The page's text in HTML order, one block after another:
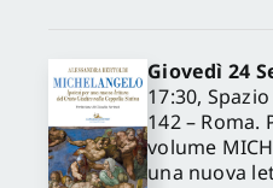
Giovedì 24
17:30,
142 – Roma.
volume
una nuova